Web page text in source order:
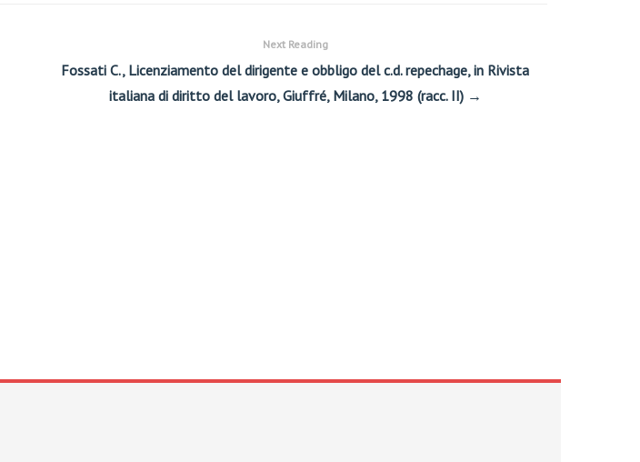
Next Reading
Fossati C., Licenziamento del dirigente e obbligo del c.d. repechage, in Rivista
italiana di diritto del lavoro, Giuffré, Milano, 1998 (racc. II) →